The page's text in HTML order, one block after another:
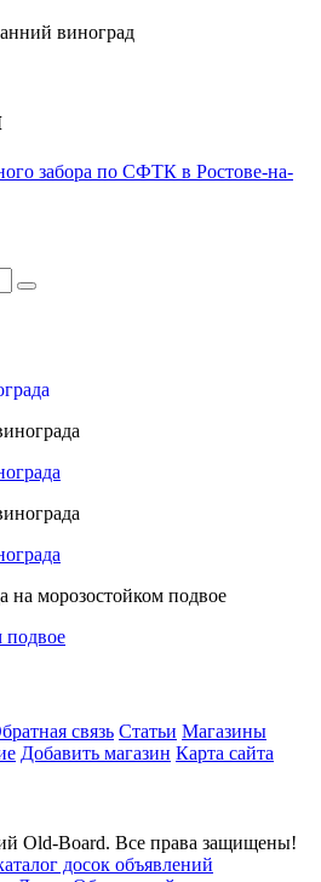
забора по СФТК в Ростове-на-
подвое
связь Статьи Магазины
Добавить магазин Карта сайта
Old-Board. Все права защищены!